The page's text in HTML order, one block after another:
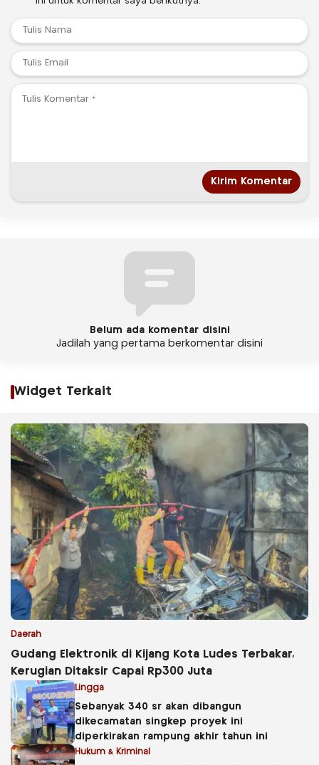
Belum ada komentar disini
Jadilah yang pertama berkomentar disini
Widget Terkait
Daerah
Gudang Elektronik di Kijang Kota Ludes Terbakar,
Kerugian Ditaksir Capai Rp300 Juta
Lingga
Sebanyak 340 sr akan dibangun
dikecamatan singkep proyek ini
diperkirakan rampung akhir tahun ini
Hukum & Kriminal